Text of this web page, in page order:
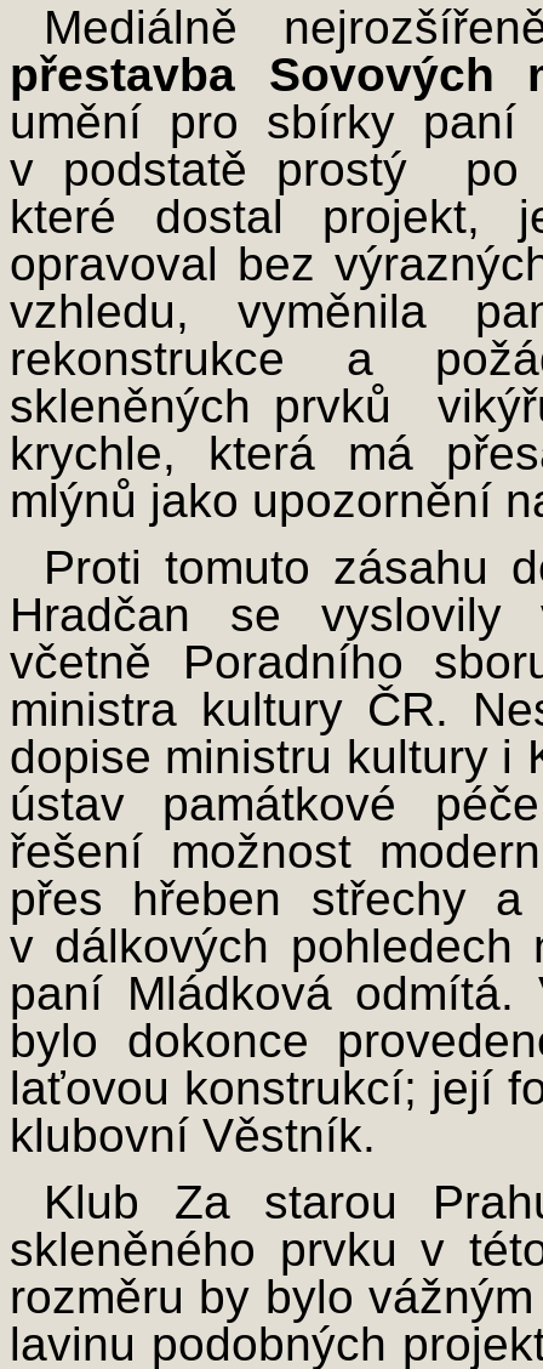
Mediálně
přestavba Sovových
umění pro sbírky paní
v podstatě prostý ­ po
které dostal projekt,
opravoval bez
vzhledu, vyměnila
rekonstrukce a
skleněných prvků
krychle, která má
mlýnů jako upozornění
Proti tomuto zásahu
Hradčan se vyslovily
včetně Poradního
ministra kultury ČR.
dopise ministru kultury i
ústav památkové
řešení možnost
přes hřeben střechy
v dálkových pohledech
paní Mládková
bylo dokonce
laťovou konstrukcí; její
klubovní Věstník.
Klub Za starou
skleněného prvku v
rozměru by bylo
lavinu podobných